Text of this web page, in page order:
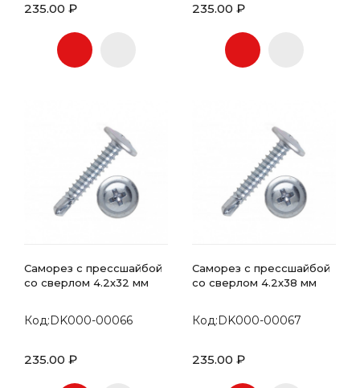
235.00 ₽ 235.00 ₽
Саморез с прессшайбой
со сверлом 4.2х32 мм
Код:DK000-00066
235.00 ₽
Саморез с прессшайбой
со сверлом 4.2х38 мм
Код:DK000-00067
235.00 ₽